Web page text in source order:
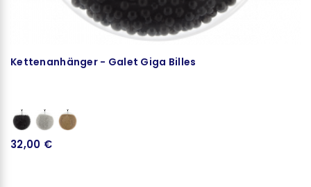
Kettenanhänger - Galet Giga Billes
32,00 €